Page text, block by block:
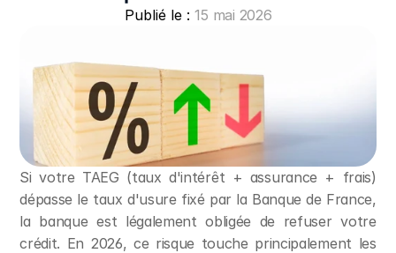
Publié le : 15 mai 2026
Si votre TAEG (taux d'intérêt + assurance + frais)
dépasse le taux d'usure fixé par la Banque de France,
la banque est légalement obligée de refuser votre
crédit. En 2026, ce risque touche principalement les